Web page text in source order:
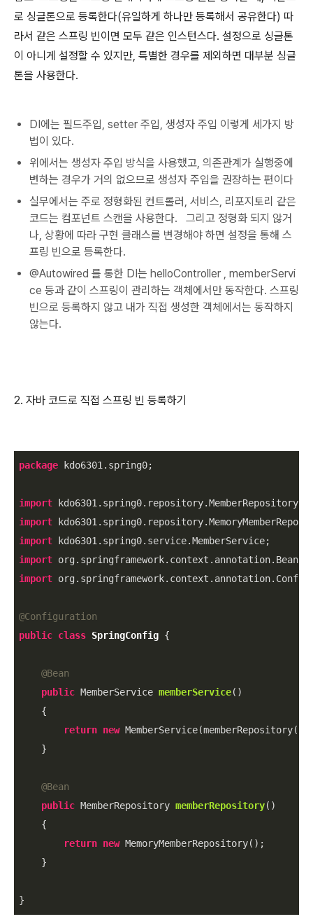
로 싱글톤으로 등록한다(유일하게 하나만 등록해서 공유한다) 따
라서 같은 스프링 빈이면 모두 같은 인스턴스다. 설정으로 싱글톤
이 아니게 설정할 수 있지만, 특별한 경우를 제외하면 대부분 싱글
톤을 사용한다.
DI에는 필드주입, setter 주입, 생성자 주입 이렇게 세가지 방
법이 있다.
위에서는 생성자 주입 방식을 사용했고, 의존관계가 실행중에
변하는 경우가 거의 없으므로 생성자 주입을 권장하는 편이다
실무에서는 주로 정형화된 컨트롤러, 서비스, 리포지토리 같은
코드는 컴포넌트 스캔을 사용한다.
그리고 정형화 되지 않거
나, 상황에 따라 구현 클래스를 변경해야 하면 설정을 통해 스
프링 빈으로 등록한다.
@Autowired 를 통한 DI는 helloController , memberServi
ce 등과 같이 스프링이 관리하는 객체에서만 동작한다. 스프링
빈으로 등록하지 않고 내가 직접 생성한 객체에서는 동작하지
않는다.
2. 자바 코드로 직접 스프링 빈 등록하기
package kdo6301.spring0;
import
import
import
import
import
@Configuration
public class SpringConfig {
@Bean
public MemberService memberService()
{
return new
    }
@Bean
public MemberRepository memberRepository()
{
return new MemoryMemberRepository();
    }